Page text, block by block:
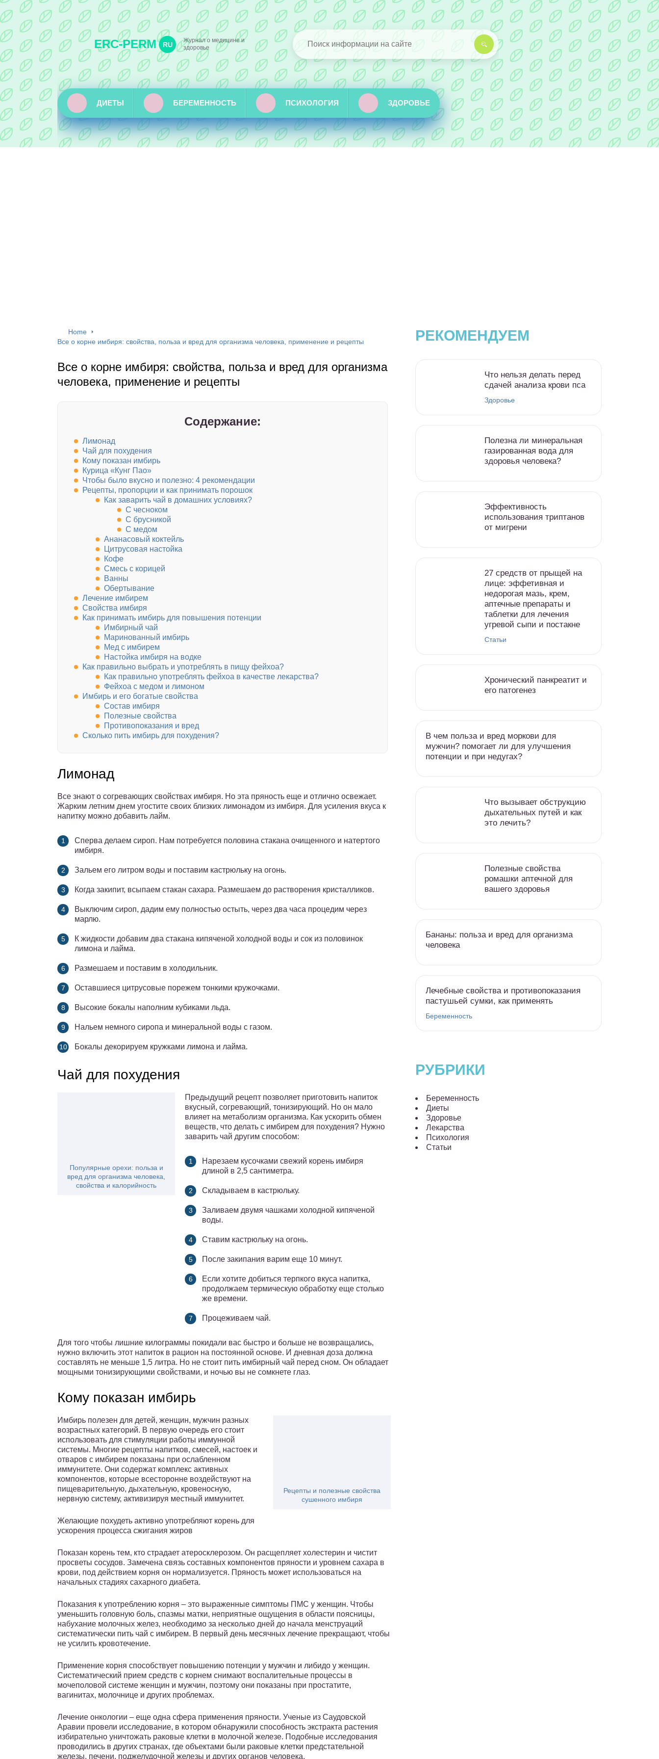
ERC-PERM RU
Журнал о медицине и
здоровье
ДИЕТЫ БЕРЕМЕННОСТЬ ПСИХОЛОГИЯ ЗДОРОВЬЕ
Home
Все о корне имбиря: свойства, польза и вред для организма человека, применение и рецепты
Все о корне имбиря: свойства, польза и вред для организма
человека, применение и рецепты
Содержание:
Лимонад
Чай для похудения
Кому показан имбирь
Курица «Кунг Пао»
Чтобы было вкусно и полезно: 4 рекомендации
Рецепты, пропорции и как принимать порошок
Как заварить чай в домашних условиях?
С чесноком
С брусникой
С медом
Ананасовый коктейль
Цитрусовая настойка
Кофе
Смесь с корицей
Ванны
Обертывание
Лечение имбирем
Свойства имбиря
Как принимать имбирь для повышения потенции
Имбирный чай
Маринованный имбирь
Мед с имбирем
Настойка имбиря на водке
Как правильно выбрать и употреблять в пищу фейхоа?
Как правильно употреблять фейхоа в качестве лекарства?
Фейхоа с медом и лимоном
Имбирь и его богатые свойства
Состав имбиря
Полезные свойства
Противопоказания и вред
Сколько пить имбирь для похудения?
Лимонад
Все знают о согревающих свойствах имбиря. Но эта пряность еще и отлично освежает.
Жарким летним днем угостите своих близких лимонадом из имбиря. Для усиления вкуса к
напитку можно добавить лайм.
Сперва делаем сироп. Нам потребуется половина стакана очищенного и натертого
имбиря.
Зальем его литром воды и поставим кастрюльку на огонь.
Когда закипит, всыпаем стакан сахара. Размешаем до растворения кристалликов.
Выключим сироп, дадим ему полностью остыть, через два часа процедим через
марлю.
К жидкости добавим два стакана кипяченой холодной воды и сок из половинок
лимона и лайма.
Размешаем и поставим в холодильник.
Оставшиеся цитрусовые порежем тонкими кружочками.
Высокие бокалы наполним кубиками льда.
Нальем немного сиропа и минеральной воды с газом.
Бокалы декорируем кружками лимона и лайма.
Чай для похудения
Популярные орехи: польза и
вред для организма человека,
свойства и калорийность
Предыдущий рецепт позволяет приготовить напиток
вкусный, согревающий, тонизирующий. Но он мало
влияет на метаболизм организма. Как ускорить обмен
веществ, что делать с имбирем для похудения? Нужно
заварить чай другим способом:
Нарезаем кусочками свежий корень имбиря
длиной в 2,5 сантиметра.
Складываем в кастрюльку.
Заливаем двумя чашками холодной кипяченой
воды.
Ставим кастрюльку на огонь.
После закипания варим еще 10 минут.
Если хотите добиться терпкого вкуса напитка,
продолжаем термическую обработку еще столько
же времени.
Процеживаем чай.
Для того чтобы лишние килограммы покидали вас быстро и больше не возвращались,
нужно включить этот напиток в рацион на постоянной основе. И дневная доза должна
составлять не меньше 1,5 литра. Но не стоит пить имбирный чай перед сном. Он обладает
мощными тонизирующими свойствами, и ночью вы не сомкнете глаз.
Кому показан имбирь
Рецепты и полезные свойства
сушенного имбиря
Имбирь полезен для детей, женщин, мужчин разных
возрастных категорий. В первую очередь его стоит
использовать для стимуляции работы иммунной
системы. Многие рецепты напитков, смесей, настоек и
отваров с имбирем показаны при ослабленном
иммунитете. Они содержат комплекс активных
компонентов, которые всесторонне воздействуют на
пищеварительную, дыхательную, кровеносную,
нервную систему, активизируя местный иммунитет.
Желающие похудеть активно употребляют корень для
ускорения процесса сжигания жиров
Показан корень тем, кто страдает атеросклерозом. Он расщепляет холестерин и чистит
просветы сосудов. Замечена связь составных компонентов пряности и уровнем сахара в
крови, под действием корня он нормализуется. Пряность может использоваться на
начальных стадиях сахарного диабета.
Показания к употреблению корня – это выраженные симптомы ПМС у женщин. Чтобы
уменьшить головную боль, спазмы матки, неприятные ощущения в области поясницы,
набухание молочных желез, необходимо за несколько дней до начала менструаций
систематически пить чай с имбирем. В первый день месячных лечение прекращают, чтобы
не усилить кровотечение.
Применение корня способствует повышению потенции у мужчин и либидо у женщин.
Систематический прием средств с корнем снимают воспалительные процессы в
мочеполовой системе женщин и мужчин, поэтому они показаны при простатите,
вагинитах, молочнице и других проблемах.
Лечение онкологии – еще одна сфера применения пряности. Ученые из Саудовской
Аравии провели исследование, в котором обнаружили способность экстракта растения
избирательно уничтожать раковые клетки в молочной железе. Подобные исследования
проводились в других странах, где объектами были раковые клетки предстательной
железы, печени, поджелудочной железы и других органов человека.
РЕКОМЕНДУЕМ
Что нельзя делать перед
сдачей анализа крови пса
Здоровье
Полезна ли минеральная
газированная вода для
здоровья человека?
Эффективность
использования триптанов
от мигрени
27 средств от прыщей на
лице: эффетивная и
недорогая мазь, крем,
аптечные препараты и
таблетки для лечения
угревой сыпи и постакне
Статьи
Хронический панкреатит и
его патогенез
В чем польза и вред моркови для
мужчин? помогает ли для улучшения
потенции и при недугах?
Что вызывает обструкцию
дыхательных путей и как
это лечить?
Полезные свойства
ромашки аптечной для
вашего здоровья
Бананы: польза и вред для организма
человека
Лечебные свойства и противопоказания
пастушьей сумки, как применять
Беременность
РУБРИКИ
Беременность
Диеты
Здоровье
Лекарства
Психология
Статьи